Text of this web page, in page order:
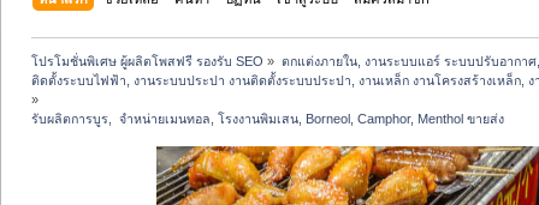
โปรโมชั่นพิเศษ ผู้ผลิตโพสฟรี รองรับ SEO » ตกแต่งภายใน, งานระบบแอร์ ระบบปรับอากา
ติดตั้งระบบไฟฟ้า, งานระบบประปา งานติดตั้งระบบประปา, งานเหล็ก งานโครงสร้างเหล็ก
»
รับผลิตการบูร,  จำหน่ายเมนทอล, โรงงานพิมเสน, Borneol, Camphor, Menthol ขายส่ง